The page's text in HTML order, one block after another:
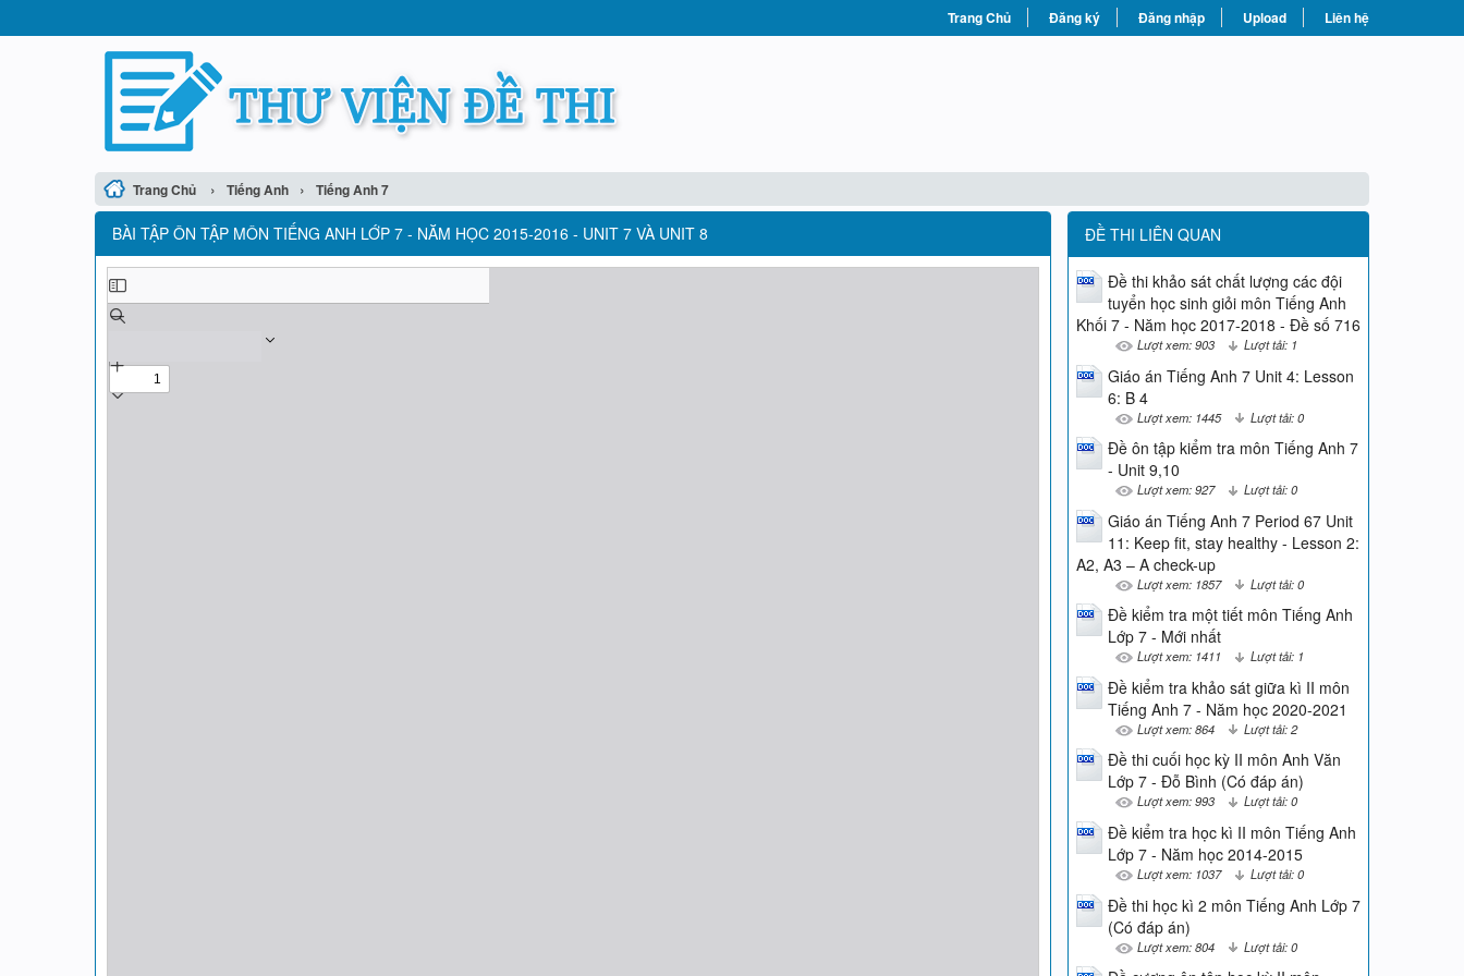
Trang Chủ Đăng ký Đăng nhập Upload Liên hệ
Trang Chủ › Tiếng Anh › Tiếng Anh 7
BÀI TẬP ÔN TẬP MÔN TIẾNG ANH LỚP 7 - NĂM HỌC 2015-2016 - UNIT 7 VÀ UNIT 8 ĐỀ THI LIÊN QUAN
Đề thi khảo sát chất lượng các đội
tuyển học sinh giỏi môn Tiếng Anh
Khối 7 - Năm học 2017-2018 - Đề số 716
Lượt xem: 903 Lượt tải: 1
Giáo án Tiếng Anh 7 Unit 4: Lesson
6: B 4
Lượt xem: 1445 Lượt tải: 0
Đề ôn tập kiểm tra môn Tiếng Anh 7
- Unit 9,10
Lượt xem: 927 Lượt tải: 0
Giáo án Tiếng Anh 7 Period 67 Unit
11: Keep fit, stay healthy - Lesson 2:
A2, A3 – A check-up
Lượt xem: 1857 Lượt tải: 0
Đề kiểm tra một tiết môn Tiếng Anh
Lớp 7 - Mới nhất
Lượt xem: 1411 Lượt tải: 1
Đề kiểm tra khảo sát giữa kì II môn
Tiếng Anh 7 - Năm học 2020-2021
Lượt xem: 864 Lượt tải: 2
Đề thi cuối học kỳ II môn Anh Văn
Lớp 7 - Đỗ Bình (Có đáp án)
Lượt xem: 993 Lượt tải: 0
Đề kiểm tra học kì II môn Tiếng Anh
Lớp 7 - Năm học 2014-2015
Lượt xem: 1037 Lượt tải: 0
Đề thi học kì 2 môn Tiếng Anh Lớp 7
(Có đáp án)
Lượt xem: 804 Lượt tải: 0